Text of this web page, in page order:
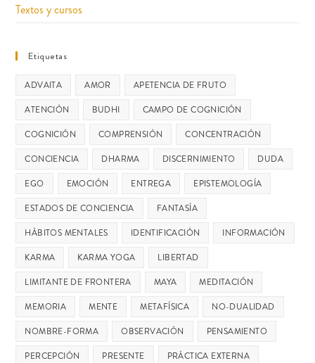
Textos y cursos
Etiquetas
ADVAITA AMOR
APETENCIA DE FRUTO
ATENCIÓN
BUDHI
CAMPO DE COGNICIÓN
COGNICIÓN
COMPRENSIÓN
CONCENTRACIÓN
CONCIENCIA
DHARMA DISCERNIMIENTO
DUDA
EGO
EMOCIÓN ENTREGA
EPISTEMOLOGÍA
ESTADOS DE CONCIENCIA
FANTASÍA
HÁBITOS MENTALES
IDENTIFICACIÓN
INFORMACIÓN
KARMA
KARMA YOGA
LIBERTAD
LIMITANTE DE FRONTERA
MAYA
MEDITACIÓN
MEMORIA
MENTE METAFÍSICA
NO-DUALIDAD
NOMBRE-FORMA
OBSERVACIÓN
PENSAMIENTO
PERCEPCIÓN
PRESENTE
PRÁCTICA EXTERNA